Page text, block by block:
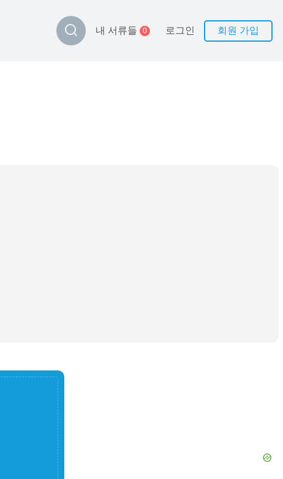
내 서류들 0 로그인 회원 가입